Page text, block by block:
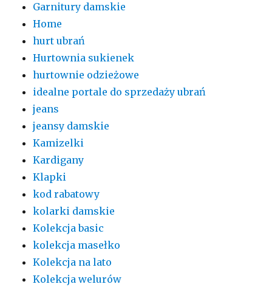
Garnitury damskie
Home
hurt ubrań
Hurtownia sukienek
hurtownie odzieżowe
idealne portale do sprzedaży ubrań
jeans
jeansy damskie
Kamizelki
Kardigany
Klapki
kod rabatowy
kolarki damskie
Kolekcja basic
kolekcja masełko
Kolekcja na lato
Kolekcja welurów